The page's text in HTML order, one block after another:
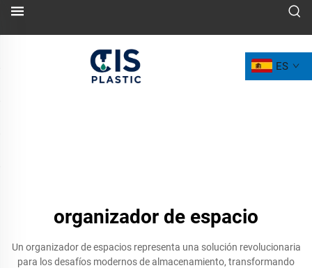
ES
organizador de espacio
Un organizador de espacios representa una solución revolucionaria
para los desafíos modernos de almacenamiento, transformando